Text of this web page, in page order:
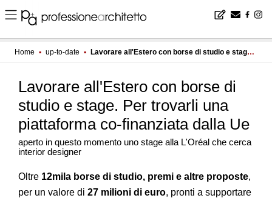
Home ▪ up-to-date ▪ Lavorare all'Estero con borse di studio e stage. Per trovarli una piattaforma co-finanziata dalla Ue
Lavorare all'Estero con borse di
studio e stage. Per trovarli una
piattaforma co-finanziata dalla Ue
aperto in questo momento uno stage alla L'Oréal che cerca
interior designer
Oltre 12mila borse di studio, premi e altre proposte,
per un valore di 27 milioni di euro, pronti a supportare